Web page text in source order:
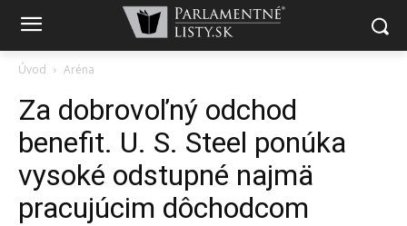
Úvod Aréna
Za dobrovoľný odchod
benefit. U. S. Steel ponúka
vysoké odstupné najmä
pracujúcim dôchodcom